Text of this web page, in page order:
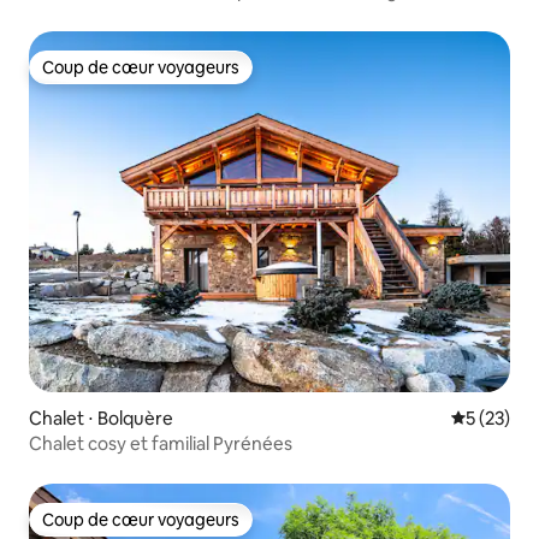
Coup de cœur voyageurs
Coup de cœur voyageurs
Chalet ⋅ Bolquère
5 (23)
Chalet cosy et familial Pyrénées
Coup de cœur voyageurs
Coup de cœur voyageurs